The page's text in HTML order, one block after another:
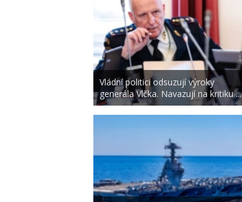
Vládní politici odsuzují výroky
generála Vlčka. Navazují na kritiku ...